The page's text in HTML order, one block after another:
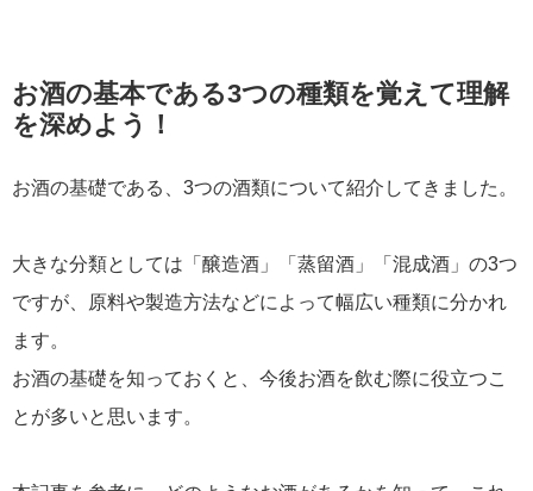
お酒の基本である3つの種類を覚えて理解
を深めよう！
お酒の基礎である、3つの酒類について紹介してきました。
大きな分類としては「醸造酒」「蒸留酒」「混成酒」の3つ
ですが、原料や製造方法などによって幅広い種類に分かれ
ます。
お酒の基礎を知っておくと、今後お酒を飲む際に役立つこ
とが多いと思います。